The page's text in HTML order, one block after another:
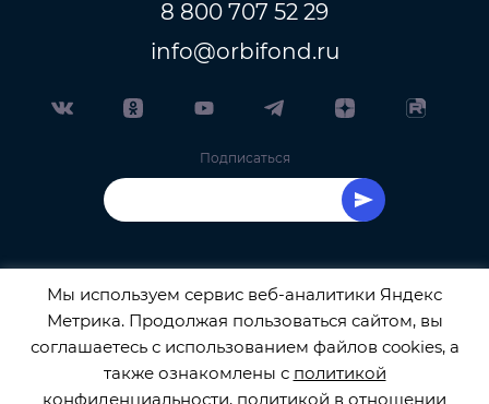
8 800 707 52 29
info@orbifond.ru
Подписаться
ОФИЦИАЛЬНЫЙ ОПЕРАТОР ОБРАБОТКИ
ПЕРСОНАЛЬНЫХ ДАННЫХ РЕГИСТРАЦИОННЫЙ
Мы используем сервис веб-аналитики Яндекс
Метрика. Продолжая пользоваться сайтом, вы
соглашаетесь с использованием файлов cookies, а
также ознакомлены с политикой
конфиденциальности, политикой в отношении